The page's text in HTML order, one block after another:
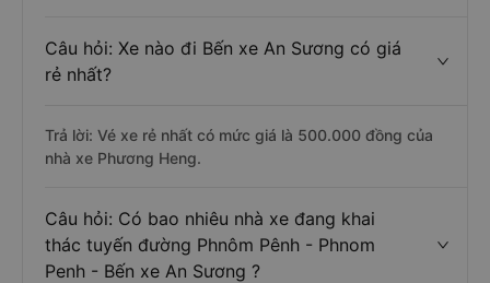
Câu hỏi: Xe nào đi Bến xe An Sương có giá
rẻ nhất?
Trả lời: Vé xe rẻ nhất có mức giá là 500.000 đồng của
nhà xe Phương Heng.
Câu hỏi: Có bao nhiêu nhà xe đang khai
thác tuyến đường Phnôm Pênh - Phnom
Penh - Bến xe An Sương ?